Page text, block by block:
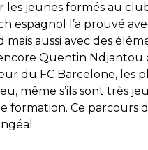
les jeunes formés au
espagnol l’a prouvé
aussi avec des
Quentin Ndjantou
du FC Barcelone, les
même s’ils sont très
formation. Ce parcours